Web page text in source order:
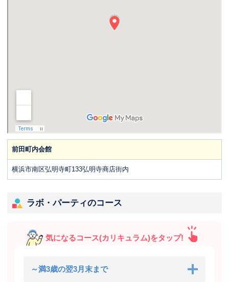
前田町内会館
横浜市南区弘明寺町133弘明寺商店街内
ラボ・パーティのコース
気になるコース(カリキュラム)をタップ!
～満3歳の翌3月末まで